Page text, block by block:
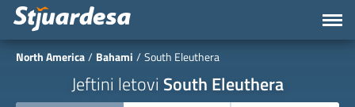
North America Bahami South Eleuthera
Jeftini letovi South Eleuthera